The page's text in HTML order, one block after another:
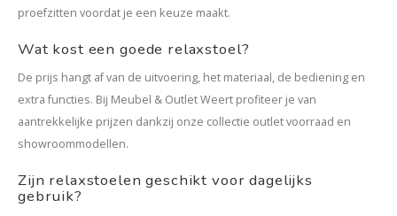
proefzitten voordat je een keuze maakt.
Wat kost een goede relaxstoel?
De prijs hangt af van de uitvoering, het materiaal, de bediening en
extra functies. Bij Meubel & Outlet Weert profiteer je van
aantrekkelijke prijzen dankzij onze collectie outlet voorraad en
showroommodellen.
Zijn relaxstoelen geschikt voor dagelijks
gebruik?